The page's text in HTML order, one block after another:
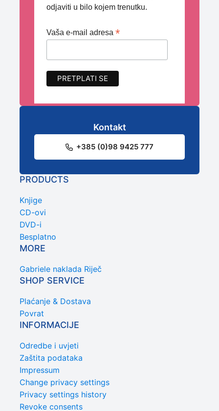
odjaviti u bilo kojem trenutku.
Vaša e-mail adresa *
Kontakt
+385 (0)98 9425 777
PRODUCTS
Knjige
CD-ovi
DVD-i
Besplatno
MORE
Gabriele naklada Riječ
SHOP SERVICE
Plaćanje & Dostava
Povrat
INFORMACIJE
Odredbe i uvjeti
Zaštita podataka
Impressum
Change privacy settings
Privacy settings history
Revoke consents